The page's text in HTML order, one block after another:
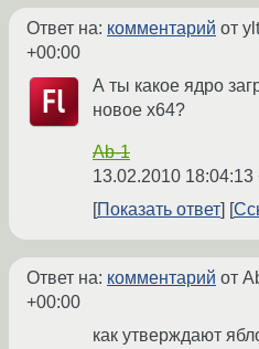
Ответ на: комментарий от
+00:00
А ты какое ядро
новое х64?
Ab-1
13.02.2010 18:04:13
Показать ответ
Ответ на: комментарий от
+00:00
как утверждают